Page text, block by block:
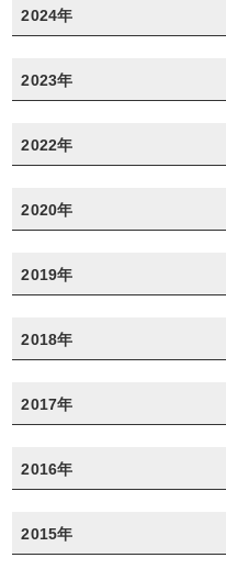
2024年
2023年
2022年
2020年
2019年
2018年
2017年
2016年
2015年